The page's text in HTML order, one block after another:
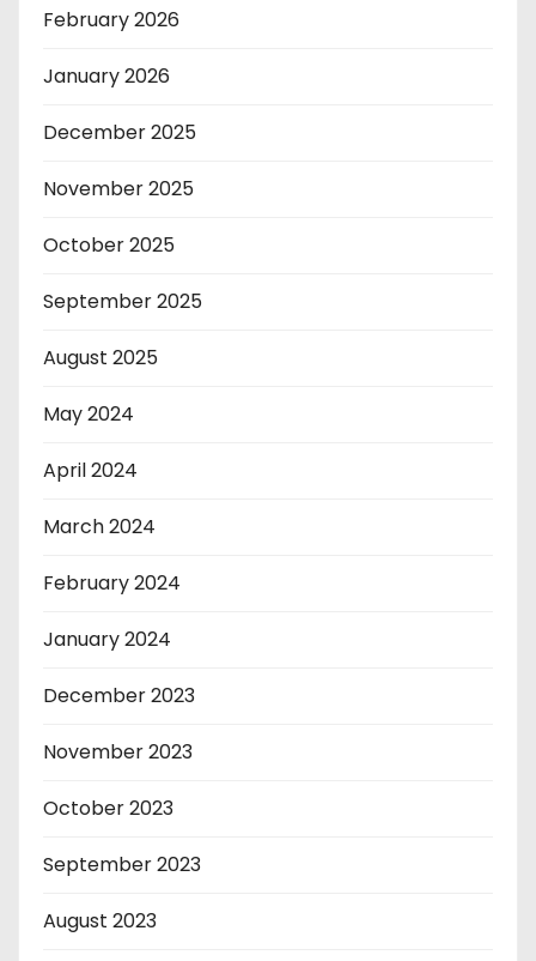
February 2026
January 2026
December 2025
November 2025
October 2025
September 2025
August 2025
May 2024
April 2024
March 2024
February 2024
January 2024
December 2023
November 2023
October 2023
September 2023
August 2023